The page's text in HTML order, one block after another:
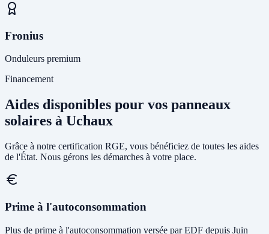
Fronius
Onduleurs premium
Financement
Aides disponibles pour vos panneaux
solaires à Uchaux
Grâce à notre certification RGE, vous bénéficiez de toutes les aides
de l'État. Nous gérons les démarches à votre place.
Prime à l'autoconsommation
Plus de prime à l'autoconsommation versée par EDF depuis Juin